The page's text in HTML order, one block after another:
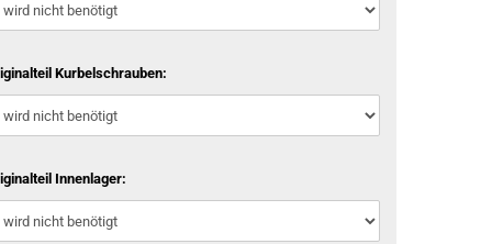
Kurbelschrauben:
Innenlager: